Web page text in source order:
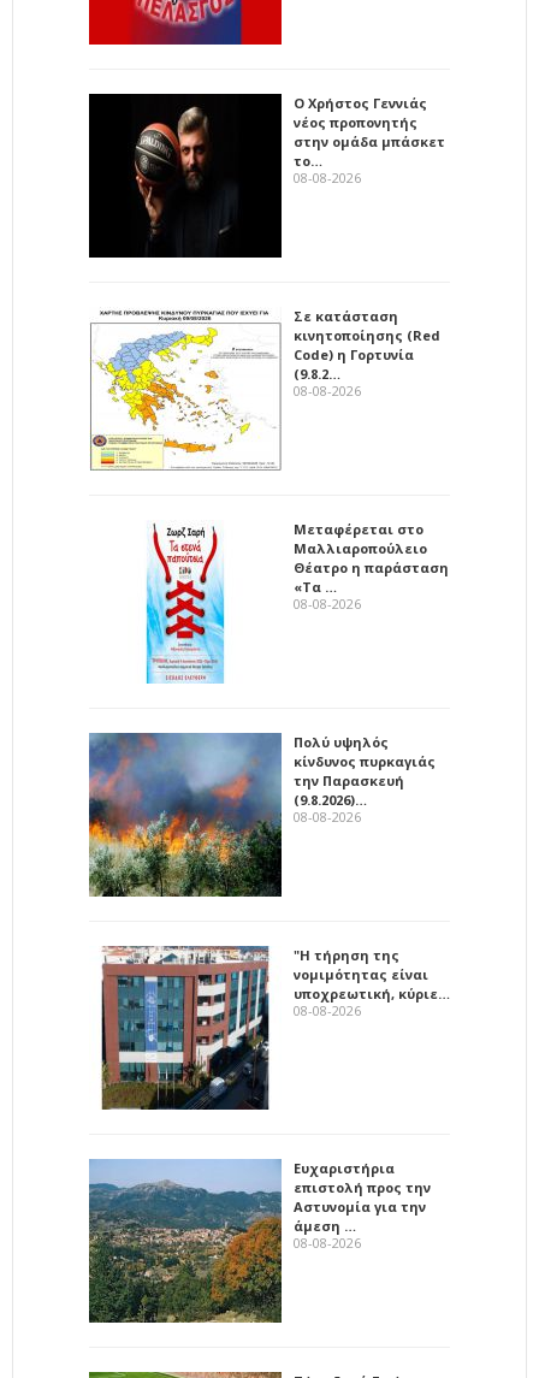
Ο Χρήστος Γεννιάς
νέος προπονητής
στην ομάδα μπάσκετ
το…
08-08-2026
Σε κατάσταση
κινητοποίησης (Red
Code) η Γορτυνία
(9.8.2…
08-08-2026
Μεταφέρεται στο
Μαλλιαροπούλειο
Θέατρο η παράσταση
«Τα …
08-08-2026
Πολύ υψηλός
κίνδυνος πυρκαγιάς
την Παρασκευή
(9.8.2026)…
08-08-2026
"Η τήρηση της
νομιμότητας είναι
υποχρεωτική, κύριε…
08-08-2026
Ευχαριστήρια
επιστολή προς την
Αστυνομία για την
άμεση …
08-08-2026